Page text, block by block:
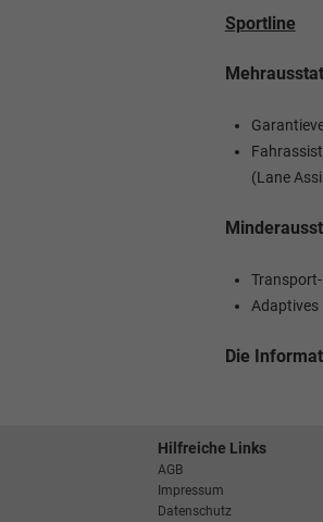
Sportline
(Lane
Adaptives
Die
Hilfreiche Links
AGB
Impressum
Datenschutz